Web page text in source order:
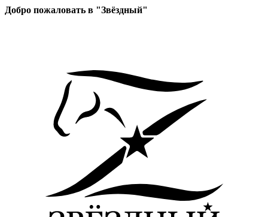
Добро пожаловать в "Звёздный"